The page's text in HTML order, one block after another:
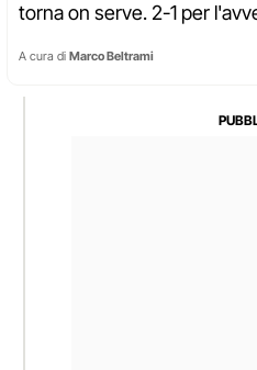
torna on serve. 2-1 per
A cura di Marco Beltrami